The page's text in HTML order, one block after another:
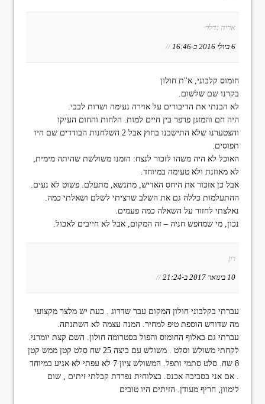
אריה נדלר
6 ביולי 2016 ב-16:46 //
חומוס קלבוני, א"ת חולון
בקרנו שם שלשום.
לא הבנתי את הדיבורים על אוירה נעימה ושרות לבבי.
היה חם והמזגן פרפר בין חיים למות. הלחות והחום העיקו
והצטערנו שלא התישבנו בחוץ אבל 2 השלחנות הבודדים שם היו
תפוסים.
האוכל לא היה משהו לזכור לנצח: הזמנו משולשת שהיתה מימית,
לא מאוזנת ולא טעימה במיוחד.
אבל כן אזכור את היחס האדיש, מתנשא, מתעלם. פשוט לא נעים.
ההתעלמות כללה גם את השלב שרציתי לשלם ושאלתי כמה.
נאלצתי לחזור על השאלה כמה פעמים.
נכון, מי שמחפש חניה – זה המקום, אבל לא חייבים לאכול.
רון
10 בינואר 2017 ב-21:24 //
עברתי בקלבוני חולון המקום עבר שדרוג . כעת יש מלצר מקצועי
מה שדורש הוספת טיפ למחיר. המנה עצמה לא השתנתה.
עברתי גם באלוף החומוס והפול בסטרומה חולון. השם קצת יומרני.
לקחתי משולש וסלט . משולש עם ביצה 25 שח סלט קטן ממש קטן
8 שח. סלט סתמי ותפל. המשולש ציון 7 לא עפתי לא אגיע במיוחד
. אם אני בסביבה אכנס. בצלוחית נפרדת קבלתי זיתים , שום
לימוון, חריף מעודן. הזיתים היו טובים